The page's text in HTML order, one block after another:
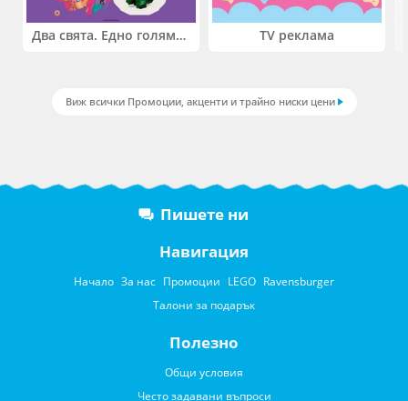
Два свята. Едно голямо приключение. Купи 2 продукта LEGO® Friends и/или LEGO® Minecraft и вземи -27% TV реклама
Виж всички Промоции, акценти и трайно ниски цени
Пишете ни
Навигация
Начало За нас Промоции LEGO Ravensburger
Талони за подарък
Полезно
Общи условия
Често задавани въпроси